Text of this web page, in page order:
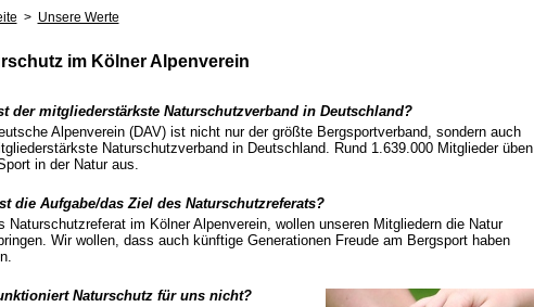
> Unsere Werte
im Kölner Alpenverein
der mitgliederstärkste Naturschutzverband in Deutschland?
Alpenverein (DAV) ist nicht nur der größte Bergsportverband, sondern auch
Naturschutzverband in Deutschland. Rund 1.639.000 Mitglieder üben
in der Natur aus.
die Aufgabe/das Ziel des Naturschutzreferats?
Naturschutzreferat im Kölner Alpenverein, wollen unseren Mitgliedern die Natur
Wir wollen, dass auch künftige Generationen Freude am Bergsport haben
Naturschutz für uns nicht?